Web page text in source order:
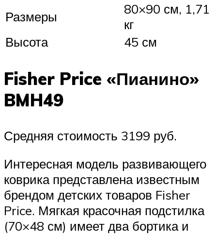
Размеры
80×90 см, 1,71
кг
Высота
45 см
Fisher Price «Пианино»
BMH49
Средняя стоимость 3199 руб.
Интересная модель развивающего
коврика представлена известным
брендом детских товаров Fisher
Price. Мягкая красочная подстилка
(70×48 см) имеет два бортика и